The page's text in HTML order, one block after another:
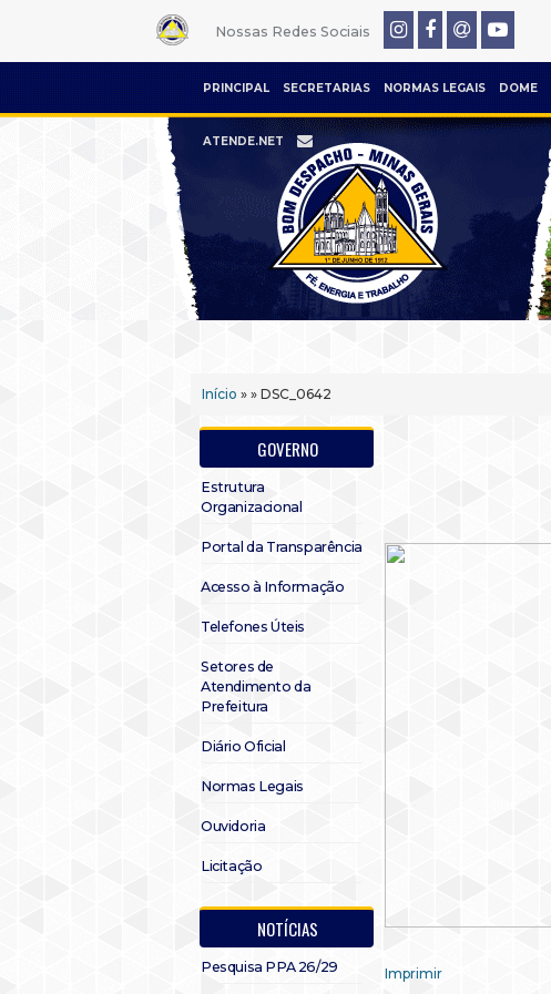
Nossas Redes Sociais
PRINCIPAL SECRETARIAS NORMAS LEGAIS DOME
ATENDE.NET
Início » » DSC_0642
GOVERNO
Estrutura
Organizacional
Portal da Transparência
Acesso à Informação
Telefones Úteis
Setores de
Atendimento da
Prefeitura
Diário Oficial
Normas Legais
Ouvidoria
Licitação
NOTÍCIAS
Pesquisa PPA 26/29 Imprimir